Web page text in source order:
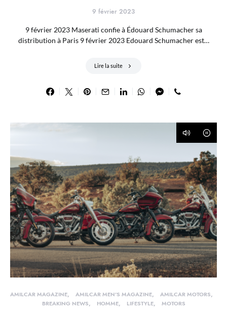
9 février 2023
9 février 2023 Maserati confie à Édouard Schumacher sa
distribution à Paris 9 février 2023 Edouard Schumacher est…
Lire la suite
AMILCAR MAGAZINE AMILCAR MEN'S MAGAZINE
AMILCAR MOTORS
BREAKING NEWS
HOMME LIFESTYLE MOTORS